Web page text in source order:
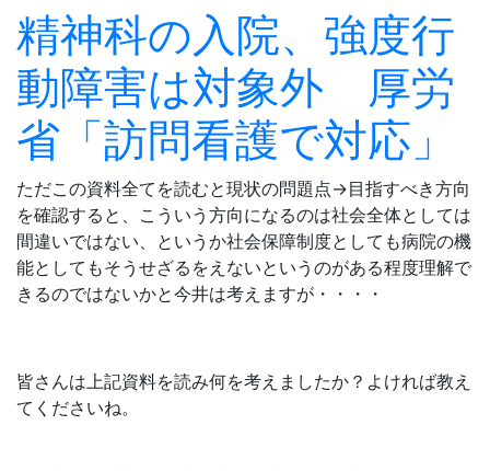
精神科の入院、強度行
動障害は対象外 厚労
省「訪問看護で対応」
ただこの資料全てを読むと現状の問題点→目指すべき方向
を確認すると、こういう方向になるのは社会全体としては
間違いではない、というか社会保障制度としても病院の機
能としてもそうせざるをえないというのがある程度理解で
きるのではないかと今井は考えますが・・・・
皆さんは上記資料を読み何を考えましたか？よければ教え
てくださいね。